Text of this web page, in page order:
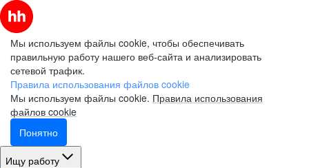
Мы используем файлы cookie, чтобы обеспечивать
правильную работу нашего веб-сайта и анализировать
сетевой трафик.
Правила использования файлов cookie
Мы используем файлы cookie. Правила использования
файлов cookie
Понятно
Ищу работу